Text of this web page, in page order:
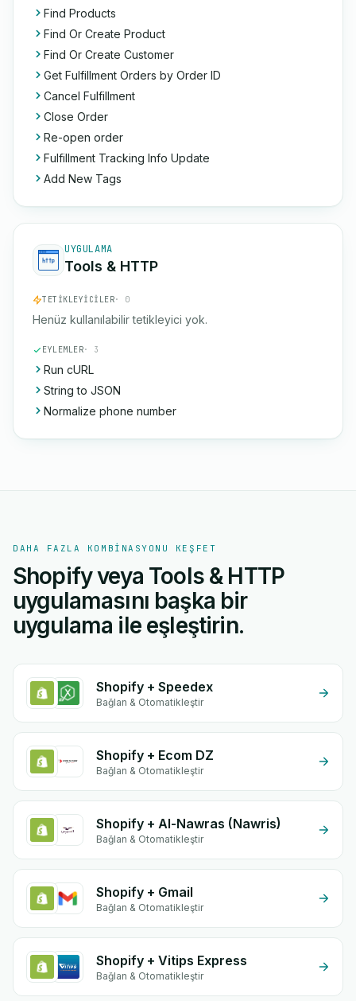
Find Products
Find Or Create Product
Find Or Create Customer
Get Fulfillment Orders by Order ID
Cancel Fulfillment
Close Order
Re-open order
Fulfillment Tracking Info Update
Add New Tags
UYGULAMA
Tools & HTTP
TETIKLEYICILER· 0
Henüz kullanılabilir tetikleyici yok.
EYLEMLER· 3
Run cURL
String to JSON
Normalize phone number
DAHA FAZLA KOMBINASYONU KEŞFET
Shopify veya Tools & HTTP
uygulamasını başka bir
uygulama ile eşleştirin.
Shopify + Speedex
Bağlan & Otomatikleştir
Shopify + Ecom DZ
Bağlan & Otomatikleştir
Shopify + Al-Nawras (Nawris)
Bağlan & Otomatikleştir
Shopify + Gmail
Bağlan & Otomatikleştir
Shopify + Vitips Express
Bağlan & Otomatikleştir